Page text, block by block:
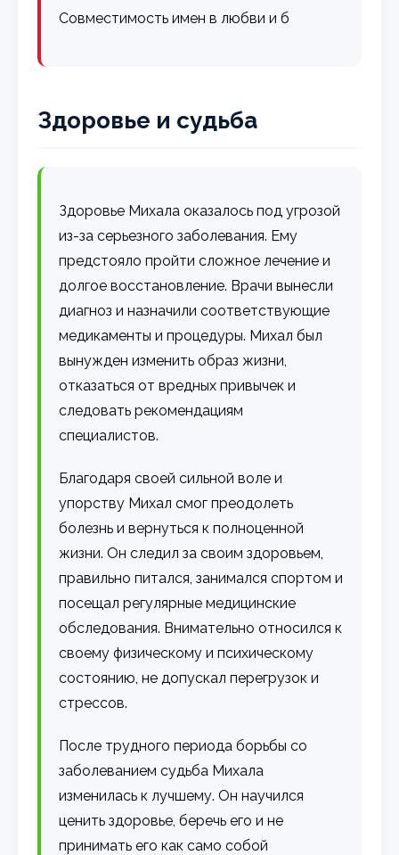
Совместимость имен в любви и б
Здоровье и судьба
Здоровье Михала оказалось под угрозой
из-за серьезного заболевания. Ему
предстояло пройти сложное лечение и
долгое восстановление. Врачи вынесли
диагноз и назначили соответствующие
медикаменты и процедуры. Михал был
вынужден изменить образ жизни,
отказаться от вредных привычек и
следовать рекомендациям
специалистов.
Благодаря своей сильной воле и
упорству Михал смог преодолеть
болезнь и вернуться к полноценной
жизни. Он следил за своим здоровьем,
правильно питался, занимался спортом и
посещал регулярные медицинские
обследования. Внимательно относился к
своему физическому и психическому
состоянию, не допускал перегрузок и
стрессов.
После трудного периода борьбы со
заболеванием судьба Михала
изменилась к лучшему. Он научился
ценить здоровье, беречь его и не
принимать его как само собой